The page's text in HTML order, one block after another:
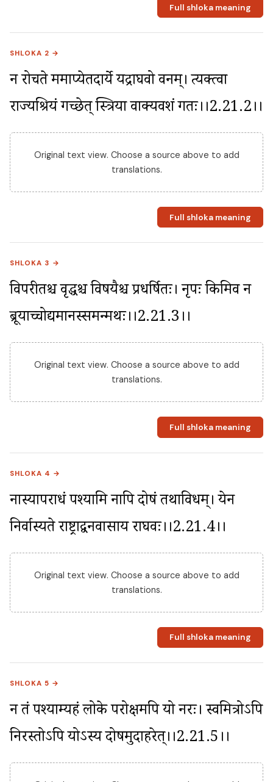
Full shloka meaning
SHLOKA 2 →
न रोचते ममाप्येतदार्ये यद्राघवो वनम्। त्यक्त्वा
राज्यश्रियं गच्छेत् स्त्रिया वाक्यवशं गतः।।2.21.2।।
Original text view. Choose a source above to add
translations.
Full shloka meaning
SHLOKA 3 →
विपरीतश्च वृद्धश्च विषयैश्च प्रधर्षितः। नृपः किमिव न
ब्रूयाच्चोद्यमानस्समन्मथः।।2.21.3।।
Original text view. Choose a source above to add
translations.
Full shloka meaning
SHLOKA 4 →
नास्यापराधं पश्यामि नापि दोषं तथाविधम्। येन
निर्वास्यते राष्ट्राद्वनवासाय राघवः।।2.21.4।।
Original text view. Choose a source above to add
translations.
Full shloka meaning
SHLOKA 5 →
न तं पश्याम्यहं लोके परोक्षमपि यो नरः। स्वमित्रोऽपि
निरस्तोऽपि योऽस्य दोषमुदाहरेत्।।2.21.5।।